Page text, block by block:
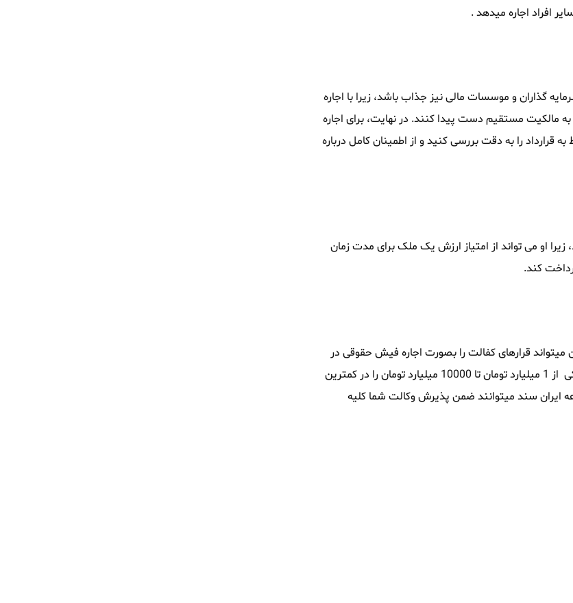
افراد اجاره میدهد .
گذاران و موسسات مالی نیز جذاب باشد، زیرا با اجاره
مالکیت مستقیم دست پیدا کنند. در نهایت، برای اجاره
قرارداد را به دقت بررسی کنید و از اطمینان کامل درباره
زیرا او می تواند از امتیاز ارزش یک ملک برای مدت زمان
کند.
قرارهای کفالت را بصورت اجاره فیش حقوقی در
کرمان تامین نماید ، این مجموعه همچنین توانایی آنرا داشته که وثیقه های ملکی از 1 میلیارد تومان تا 10000 میلیارد تومان را در کمترین
ایران سند میتوانند ضمن پذیرش وکالت شما کلیه